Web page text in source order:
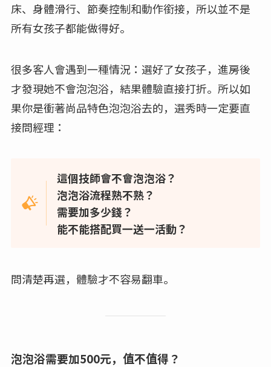
床、身體滑行、節奏控制和動作銜接，所以並不是
所有女孩子都能做得好。
很多客人會遇到一種情況：選好了女孩子，進房後
才發現她不會泡泡浴，結果體驗直接打折。所以如
果你是衝著尚品特色泡泡浴去的，選秀時一定要直
接問經理：
這個技師會不會泡泡浴？
泡泡浴流程熟不熟？
需要加多少錢？
能不能搭配買一送一活動？
問清楚再選，體驗才不容易翻車。
泡泡浴需要加500元，值不值得？